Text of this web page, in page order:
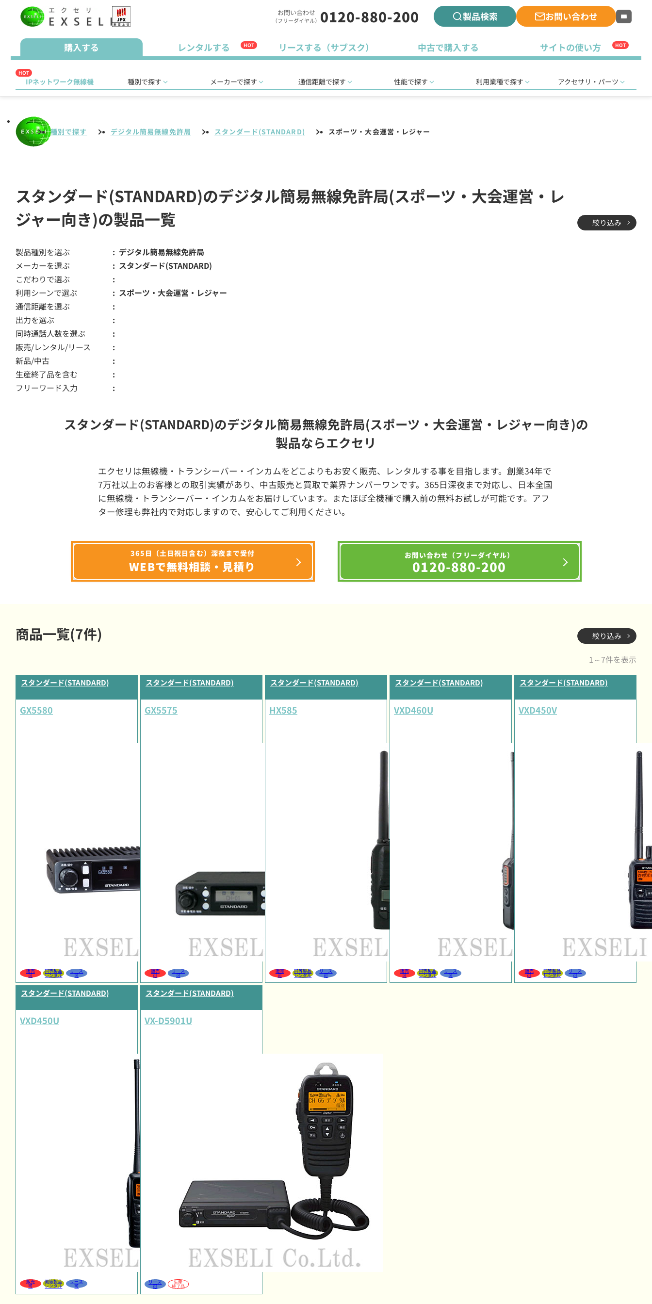
お問い合わせ
（フリーダイヤル） 0120-880-200 製品検索 お問い合わせ
購入する レンタルする HOT リースする（サブスク） 中古で購入する サイトの使い方 HOT
HOT
IPネットワーク無線機 種別で探す メーカーで探す 通信距離で探す 性能で探す 利用業種で探す アクセサリ・パーツ
種別で探す デジタル簡易無線免許局 スタンダード(STANDARD) スポーツ・大会運営・レジャー
スタンダード(STANDARD)のデジタル簡易無線免許局(スポーツ・大会運営・レ
ジャー向き)の製品一覧
絞り込み
製品種別を選ぶ
デジタル簡易無線免許局
メーカーを選ぶ
スタンダード(STANDARD)
こだわりで選ぶ
利用シーンで選ぶ
スポーツ・大会運営・レジャー
通信距離を選ぶ
出力を選ぶ
同時通話人数を選ぶ
販売/レンタル/リース
新品/中古
生産終了品を含む
フリーワード入力
スタンダード(STANDARD)のデジタル簡易無線免許局(スポーツ・大会運営・レジャー向き)の
製品ならエクセリ
エクセリは無線機・トランシーバー・インカムをどこよりもお安く販売、レンタルする事を目指します。創業34年で
7万社以上のお客様との取引実績があり、中古販売と買取で業界ナンバーワンです。365日深夜まで対応し、日本全国
に無線機・トランシーバー・インカムをお届けしています。またほぼ全機種で購入前の無料お試しが可能です。アフ
ター修理も弊社内で対応しますので、安心してご利用ください。
365日（土日祝日含む）深夜まで受付
WEBで無料相談・見積り
お問い合わせ（フリーダイヤル）
0120-880-200
商品一覧(7件) 絞り込み
1～7件を表示
スタンダード(STANDARD)
GX5580
販売
可
同等製品
レンタル
リース
可
スタンダード(STANDARD)
GX5575
販売
可
リース
可
スタンダード(STANDARD)
HX585
販売
可
同等製品
レンタル
リース
可
スタンダード(STANDARD)
VXD460U
販売
可
同等製品
レンタル
リース
可
スタンダード(STANDARD)
VXD450V
販売
可
同等製品
レンタル
リース
可
スタンダード(STANDARD)
VXD450U
販売
可
同等製品
レンタル
リース
可
スタンダード(STANDARD)
VX-D5901U
リース
可
生産
終了品